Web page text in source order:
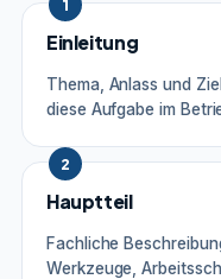
1
Einleitung
Thema, Anlass und
diese Aufgabe im
2
Hauptteil
Fachliche
Werkzeuge,